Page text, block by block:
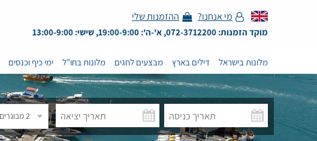
מי אנחנו? ההזמנות שלי
מוקד הזמנות: 072-3712200, א'-ה': 19:00-9:00, שישי: 13:00-9:00
מלונות בישראל דילים בארץ מבצעים לחגים מלונות בחו"ל ימי כיף וכנסים
2 מבוגרים